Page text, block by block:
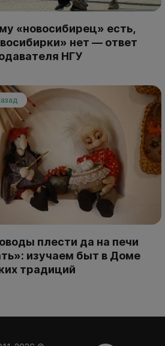
«новосибирец» есть,
нет — ответ
НГУ
плести да на печи
изучаем быт в Доме
традиций